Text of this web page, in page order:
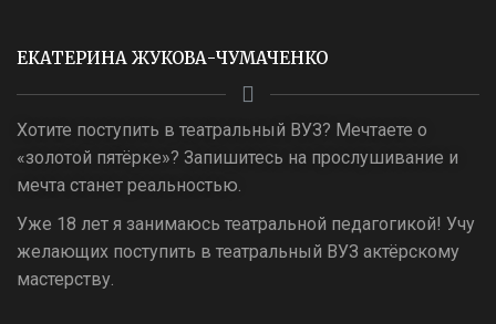
ЕКАТЕРИНА ЖУКОВА-ЧУМАЧЕНКО
Хотите поступить в театральный ВУЗ? Мечтаете о
«золотой пятёрке»? Запишитесь на прослушивание и
мечта станет реальностью.
Уже 18 лет я занимаюсь театральной педагогикой! Учу
желающих поступить в театральный ВУЗ актёрскому
мастерству.